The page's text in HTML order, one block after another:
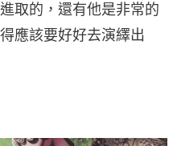
取的，還有他是非常的
應該要好好去演繹出